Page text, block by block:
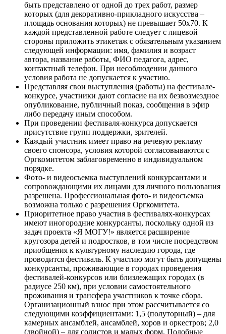
быть представлено от одной до трех работ, размер
которых (для декоративно-прикладного искусства –
площадь основания которых) не превышает 50x70. К
каждой представленной работе следует с лицевой
стороны приложить этикетаж с обязательным указанием
следующей информации: имя, фамилия и возраст
автора, название работы, ФИО педагога, адрес,
контактный телефон. При несоблюдении данного
условия работа не допускается к участию.
Представляя свои выступления (работы) на фестивале-
конкурсе, участники дают согласие на их безвозмездное
опубликование, публичный показ, сообщения в эфир
либо передачу иным способом.
При проведении фестиваля-конкурса допускается
присутствие групп поддержки, зрителей.
Каждый участник имеет право на речевую рекламу
своего спонсора, условия которой согласовываются с
Оргкомитетом заблаговременно в индивидуальном
порядке.
Фото- и видеосъемка выступлений конкурсантами и
сопровождающими их лицами для личного пользования
разрешена. Профессиональная фото- и видеосъемка
возможна только с разрешения Оргкомитета.
Приоритетное право участия в фестивалях-конкурсах
имеют иногородние конкурсанты, поскольку одной из
задач проекта «Я МОГУ!» является расширение
кругозора детей и подростков, в том числе посредством
приобщения к культурному наследию города, где
проводится фестиваль. К участию могут быть допущены
конкурсанты, проживающие в городах проведения
фестивалей-конкурсов или близлежащих городах (в
радиусе 250 км), при условии самостоятельного
проживания и трансфера участников к точке сбора.
Организационный взнос при этом рассчитывается со
следующими коэффициентами: 1,5 (полуторный) – для
камерных ансамблей, ансамблей, хоров и оркестров; 2,0
(двойной) – для солистов и малых форм. Подобные